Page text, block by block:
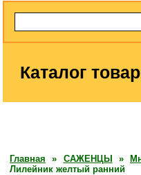
Каталог
Главная » САЖЕНЦЫ »
Лилейник желтый ранний